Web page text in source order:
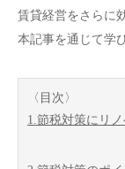
賃貸経営をさらに
本記事を通じて学
〈目次〉
1.節税対策にリ